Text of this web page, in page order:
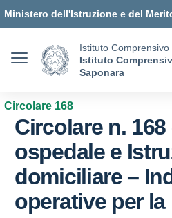
Ministero dell'Istruzione e del
Istituto Comprensivo
Istituto
Saponara
Circolare 168
Circolare n.
ospedale e
domiciliare –
operative per la